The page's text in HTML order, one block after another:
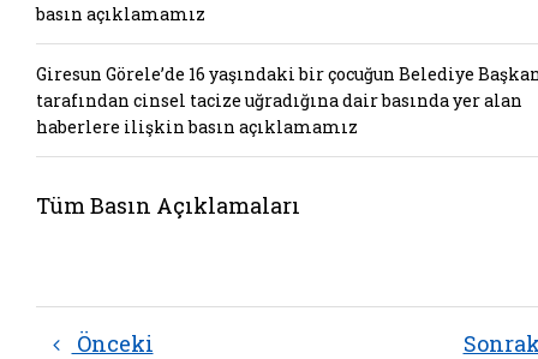
basın açıklamamız
Giresun Görele’de 16 yaşındaki bir çocuğun Belediye
tarafından cinsel tacize uğradığına dair basında yer alan
haberlere ilişkin basın açıklamamız
Tüm Basın Açıklamaları
Önceki